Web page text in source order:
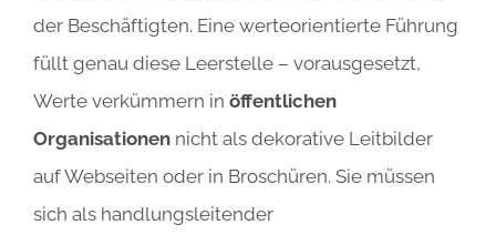
der Beschäftigten. Eine werteorientierte Führung
füllt genau diese Leerstelle – vorausgesetzt,
Werte verkümmern in öffentlichen
Organisationennicht als dekorative Leitbilder
auf Webseiten oder in Broschüren. Sie müssen
sich als handlungsleitender